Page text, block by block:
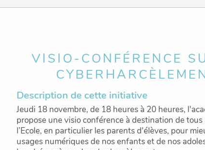
VISIO-CONFÉRENCE
Description de cette initiative
Jeudi 18 novembre, de 18 heures à 20 heures,
propose une visio conférence à destination de tous
l’Ecole, en particulier les parents d'élèves, pour
usages numériques de nos enfants et de nos